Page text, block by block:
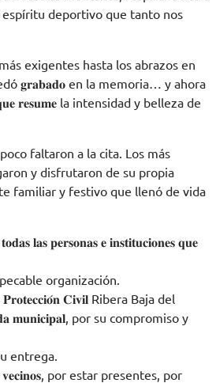
deportivo que tanto nos
exigentes hasta los abrazos en
𝐠𝐫𝐚𝐛𝐚𝐝𝐨 en la memoria… y ahora
𝐫𝐞𝐬𝐮𝐦𝐞 la intensidad y belleza de
faltaron a la cita. Los más
y disfrutaron de su propia
familiar y festivo que llenó de vida
𝐥𝐚𝐬 𝐩𝐞𝐫𝐬𝐨𝐧𝐚𝐬 𝐞 𝐢𝐧𝐬𝐭𝐢𝐭𝐮𝐜𝐢𝐨𝐧𝐞𝐬 𝐪𝐮𝐞
organización.
𝐂𝐢𝐯𝐢𝐥 Ribera Baja del
𝐦𝐮𝐧𝐢𝐜𝐢𝐩𝐚𝐥, por su compromiso y
entrega.
𝐯𝐞𝐜𝐢𝐧𝐨𝐬, por estar presentes, por